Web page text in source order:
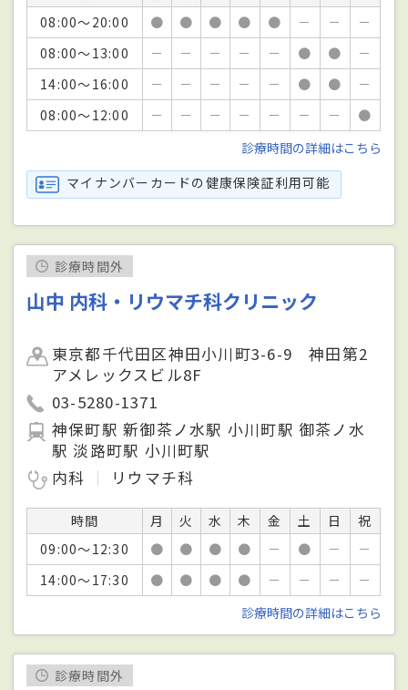
08:00～20:00
● ● ● ● ● － －
－
08:00～13:00
－ － － － － ● ●
－
14:00～16:00
－ － － － － ● ●
－
08:00～12:00
－ － － － － － －
●
診療時間の詳細はこちら
マイナンバーカードの健康保険証利用可能
診療時間外
山中 内科・リウマチ科クリニック
東京都千代田区神田小川町3-6-9 神田第2
アメレックスビル8F
03-5280-1371
神保町駅 新御茶ノ水駅 小川町駅 御茶ノ水
駅 淡路町駅 小川町駅
内科
リウマチ科
時間 月 火 水 木 金 土 日
祝
09:00～12:30
● ● ● ● － ● －
－
14:00～17:30
● ● ● ● － － －
－
診療時間の詳細はこちら
診療時間外